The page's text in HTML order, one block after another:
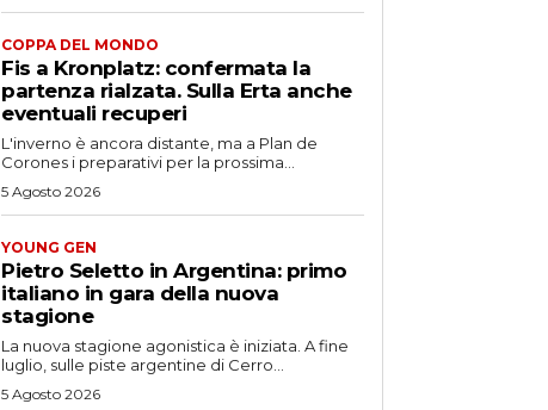
COPPA DEL MONDO
Fis a Kronplatz: confermata la
partenza rialzata. Sulla Erta anche
eventuali recuperi
L'inverno è ancora distante, ma a Plan de
Corones i preparativi per la prossima...
5 Agosto 2026
YOUNG GEN
Pietro Seletto in Argentina: primo
italiano in gara della nuova
stagione
La nuova stagione agonistica è iniziata. A fine
luglio, sulle piste argentine di Cerro...
5 Agosto 2026